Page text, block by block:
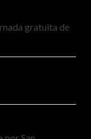
gratuita de